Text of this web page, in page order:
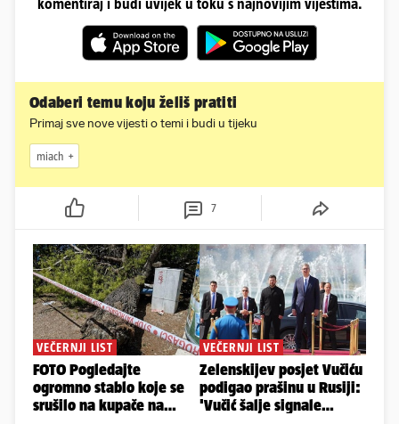
komentiraj i budi uvijek u toku s najnovijim vijestima.
Odaberi temu koju želiš pratiti
Primaj sve nove vijesti o temi i budi u tijeku
miach
7